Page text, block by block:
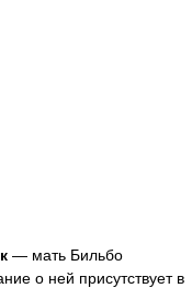
— мать Бильбо
о ней присутствует в